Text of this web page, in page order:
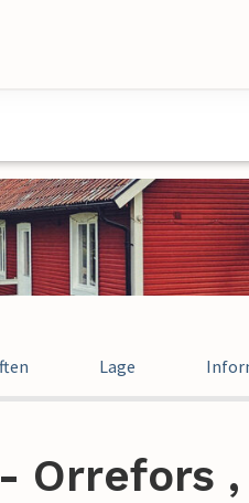
Lage
Orrefors